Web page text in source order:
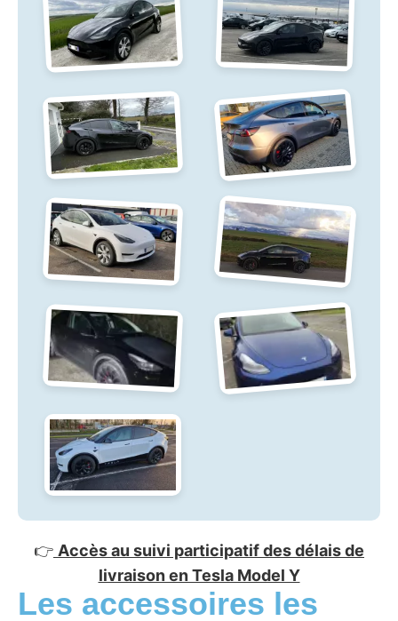
👉 Accès au suivi participatif des délais de
livraison en Tesla Model Y
Les accessoires les